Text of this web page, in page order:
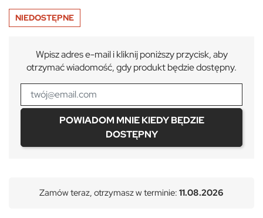
NIEDOSTĘPNE
Wpisz adres e-mail i kliknij poniższy przycisk, aby
otrzymać wiadomość, gdy produkt będzie dostępny.
POWIADOM MNIE KIEDY BĘDZIE
DOSTĘPNY
Zamów teraz, otrzymasz w terminie: 11.08.2026